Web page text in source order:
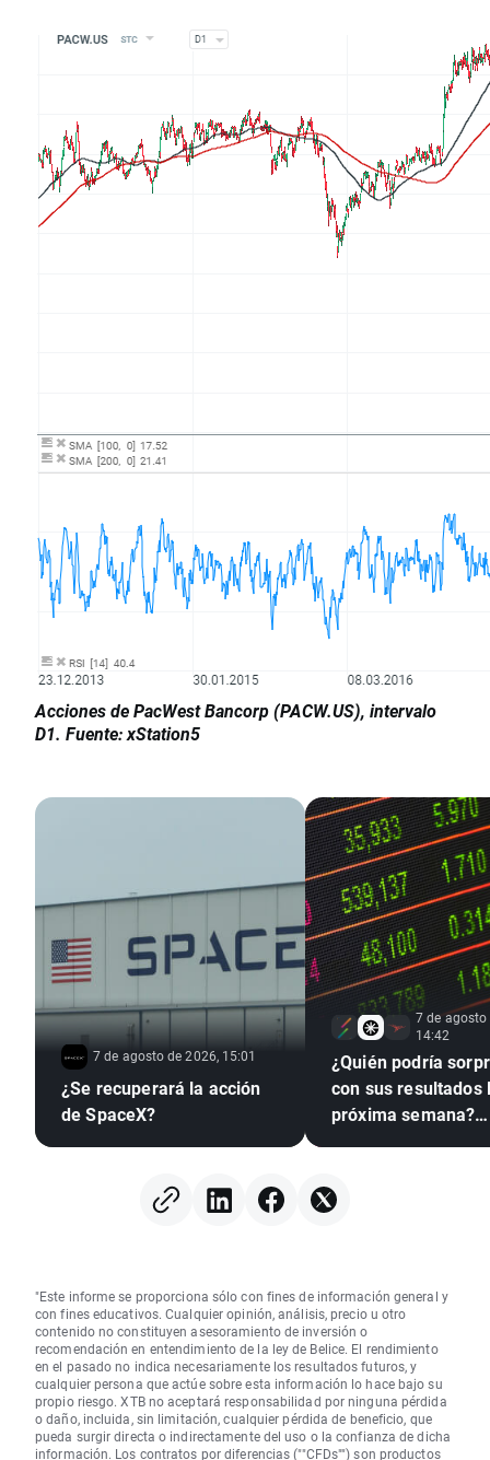
Acciones de PacWest Bancorp (PACW.US), intervalo
D1. Fuente: xStation5
7 de agosto de 2026, 15:01
¿Se recuperará la acción
de SpaceX?
7 de agosto
14:42
¿Quién podría
con sus resultados
próxima semana?
"Este informe se proporciona sólo con fines de información general y
con fines educativos. Cualquier opinión, análisis, precio u otro
contenido no constituyen asesoramiento de inversión o
recomendación en entendimiento de la ley de Belice. El rendimiento
en el pasado no indica necesariamente los resultados futuros, y
cualquier persona que actúe sobre esta información lo hace bajo su
propio riesgo. XTB no aceptará responsabilidad por ninguna pérdida
o daño, incluida, sin limitación, cualquier pérdida de beneficio, que
pueda surgir directa o indirectamente del uso o la confianza de dicha
información. Los contratos por diferencias (""CFDs"") son productos